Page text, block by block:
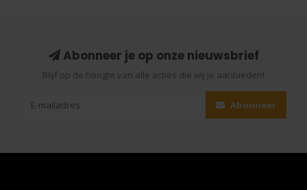
Abonneer je op onze nieuwsbrief
Blijf op de hoogte van alle acties die wij je aanbieden!
Abonneer